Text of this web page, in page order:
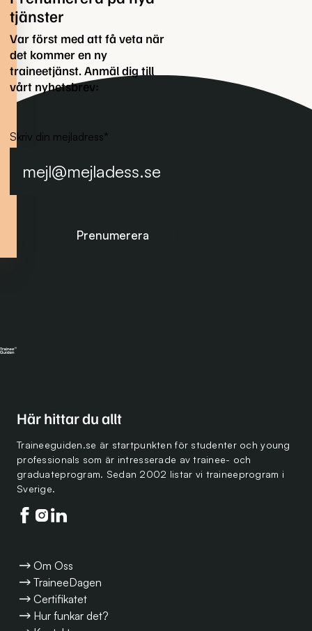
tjänster
Var först med att få veta när
det kommer en ny
traineetjänst. Anmäl dig till
vårt nyhetsbrev:
Skriv din mejladress*
Här hittar du allt
Traineeguiden.se är startpunkten för studenter och young
professionals som är intresserade av trainee- och
graduateprogram. Sedan 2002 listar vi traineeprogram i
Sverige.
Följ oss på facebook
Följ oss på instagram
Följ oss på linkedin
Om Oss
TraineeDagen
Certifikatet
Hur funkar det?